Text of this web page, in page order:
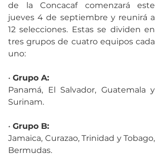
de la Concacaf comenzará este
jueves 4 de septiembre y reunirá a
12 selecciones. Estas se dividen en
tres grupos de cuatro equipos cada
uno:
• Grupo A:
Panamá, El Salvador, Guatemala y
Surinam.
• Grupo B:
Jamaica, Curazao, Trinidad y Tobago,
Bermudas.